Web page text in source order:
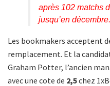
après 102 matchs
jusqu’en décembre.
Les bookmakers acceptent
remplacement. Et la
Graham Potter, l’ancien
avec une cote de 2,5chez